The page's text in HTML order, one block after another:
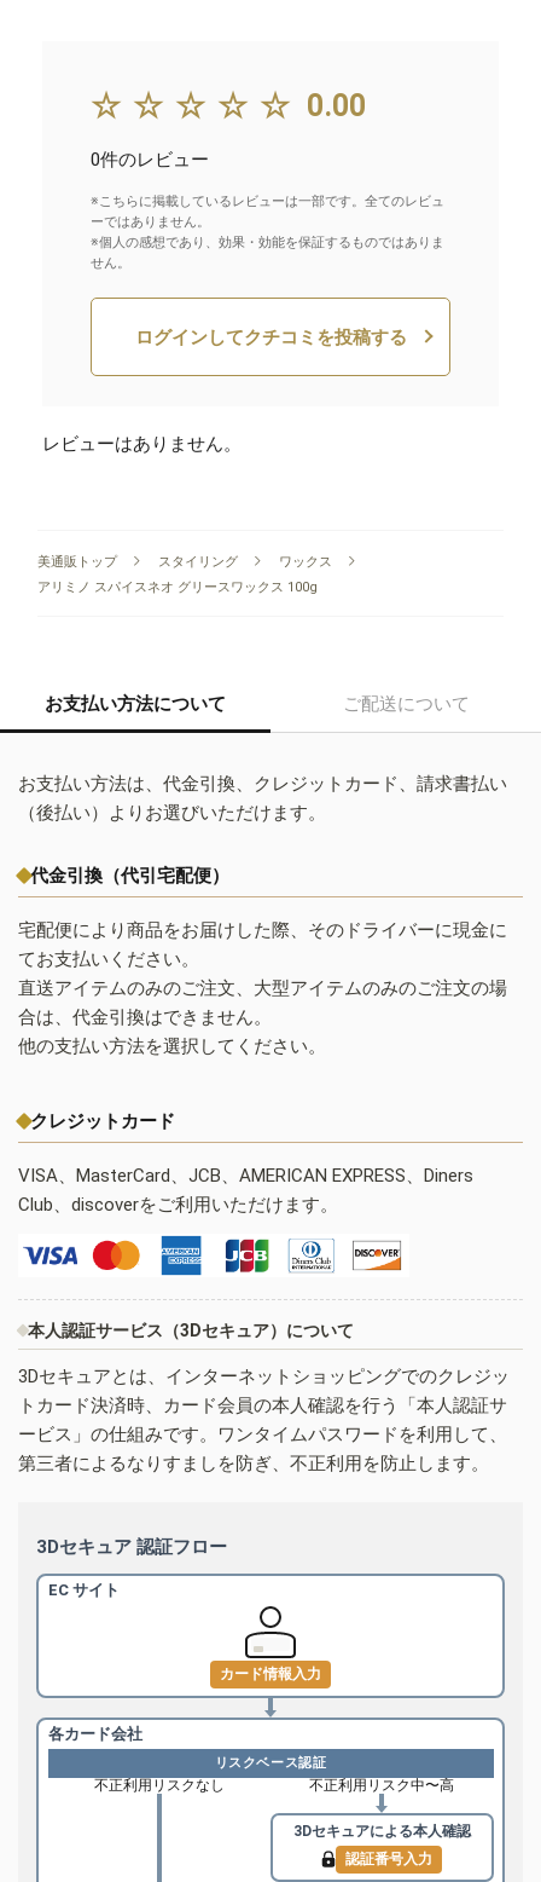
☆☆☆☆☆ 0.00
0件のレビュー
※こちらに掲載しているレビューは一部です。全てのレビュ
ーではありません。
※個人の感想であり、効果・効能を保証するものではありま
せん。
ログインしてクチコミを投稿する
レビューはありません。
美通販トップ スタイリング
ワックス
アリミノ スパイスネオ グリースワックス 100g
お支払い方法について ご配送について
お支払い方法は、代金引換、クレジットカード、請求書払い
（後払い）よりお選びいただけます。
代金引換（代引宅配便）
宅配便により商品をお届けした際、そのドライバーに現金に
てお支払いください。
直送アイテムのみのご注文、大型アイテムのみのご注文の場
合は、代金引換はできません。
他の支払い方法を選択してください。
クレジットカード
VISA、MasterCard、JCB、AMERICAN EXPRESS、Diners
Club、discoverをご利用いただけます。
本人認証サービス（3Dセキュア）について
3Dセキュアとは、インターネットショッピングでのクレジッ
トカード決済時、カード会員の本人確認を行う「本人認証サ
ービス」の仕組みです。ワンタイムパスワードを利用して、
第三者によるなりすましを防ぎ、不正利用を防止します。
3Dセキュア 認証フロー
EC サイト
カード情報入力
各カード会社
リスクベース認証
不正利用リスクなし 不正利用リスク中〜高
3Dセキュアによる本人確認
認証番号入力